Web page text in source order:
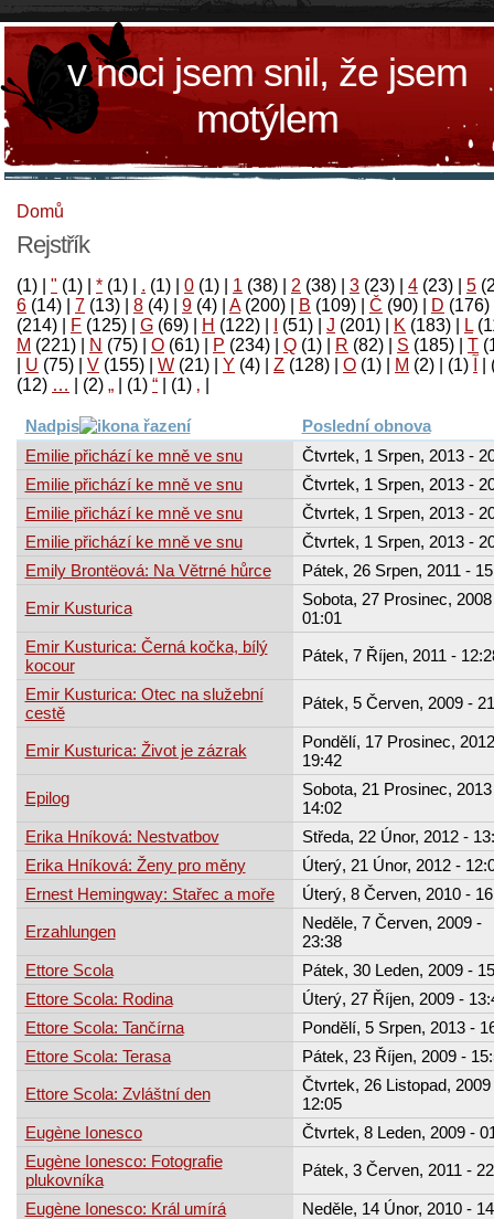
v noci jsem snil, že jsem
motýlem
Domů
Rejstřík
(1) " (1) * (1) . (1) 0 (1) 1 (38) 2 (38) 3 (23) 4 (23) 5
6 (14) 7 (13) 8 (4) 9 (4) A(200) B (109) Č (90) D (176)
(214)
F (125) G (69) H (122) (51) J (201) K (183) L
M (221) N (75) O (61) P (234) Q (1) R (82) S (185) T
U (75) V (155) W (21) Y (4) Z (128) Ο (1) М (2)
(1)
‚
(1)
“
(1)
„
(2)
…
(12)
Nadpis
Poslední obnova
Emilie přichází ke mně ve snu
Čtvrtek, 1 Srpen, 2013 -
Emilie přichází ke mně ve snu
Čtvrtek, 1 Srpen, 2013 -
Emilie přichází ke mně ve snu
Čtvrtek, 1 Srpen, 2013 -
Emilie přichází ke mně ve snu
Čtvrtek, 1 Srpen, 2013 -
Emily Brontëová: Na Větrné hůrce
Pátek, 26 Srpen, 2011 -
Emir Kusturica
Sobota, 27 Prosinec,
01:01
Emir Kusturica: Černá kočka, bílý
kocour
Pátek, 7 Říjen, 2011 -
Emir Kusturica: Otec na služební
cestě
Pátek, 5 Červen, 2009 -
Emir Kusturica: Život je zázrak
Pondělí, 17 Prosinec,
19:42
Epilog
Sobota, 21 Prosinec,
14:02
Erika Hníková: Nestvatbov
Středa, 22 Únor, 2012 -
Erika Hníková: Ženy pro měny
Úterý, 21 Únor, 2012 -
Ernest Hemingway: Stařec a moře
Úterý, 8 Červen, 2010 -
Erzahlungen
Neděle, 7 Červen, 2009 -
23:38
Ettore Scola
Pátek, 30 Leden, 2009 -
Ettore Scola: Rodina
Úterý, 27 Říjen, 2009 -
Ettore Scola: Tančírna
Pondělí, 5 Srpen, 2013 -
Ettore Scola: Terasa
Pátek, 23 Říjen, 2009 -
Ettore Scola: Zvláštní den
Čtvrtek, 26 Listopad, 2009
12:05
Eugène Ionesco
Čtvrtek, 8 Leden, 2009 -
Eugène Ionesco: Fotografie
plukovníka
Pátek, 3 Červen, 2011 -
Eugène Ionesco: Král umírá
Neděle, 14 Únor, 2010 -